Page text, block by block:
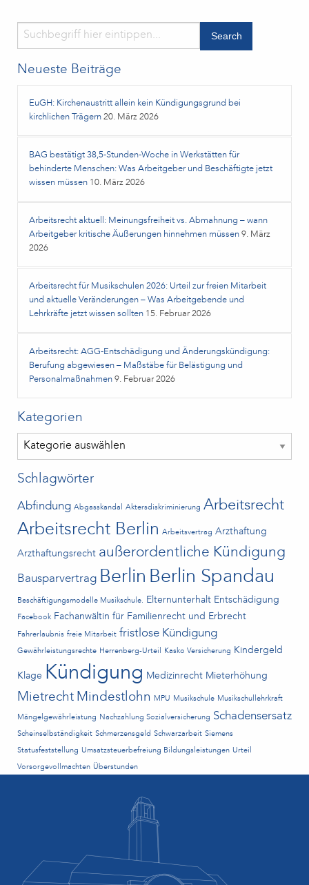
Neueste Beiträge
EuGH: Kirchenaustritt allein kein Kündigungsgrund bei
kirchlichen Trägern 20. März 2026
BAG bestätigt 38,5‑Stunden‑Woche in Werkstätten für
behinderte Menschen: Was Arbeitgeber und Beschäftigte jetzt
wissen müssen 10. März 2026
Arbeitsrecht aktuell: Meinungsfreiheit vs. Abmahnung – wann
Arbeitgeber kritische Äußerungen hinnehmen müssen 9. März
2026
Arbeitsrecht für Musikschulen 2026: Urteil zur freien Mitarbeit
und aktuelle Veränderungen – Was Arbeitgebende und
Lehrkräfte jetzt wissen sollten 15. Februar 2026
Arbeitsrecht: AGG-Entschädigung und Änderungskündigung:
Berufung abgewiesen – Maßstäbe für Belästigung und
Personalmaßnahmen 9. Februar 2026
Kategorien
Kategorien
Schlagwörter
Abfindung Abgasskandal Aktersdiskriminierung Arbeitsrecht
Arbeitsrecht Berlin Arbeitsvertrag Arzthaftung
Arzthaftungsrecht außerordentliche Kündigung
Bausparvertrag Berlin Berlin Spandau
Beschäftigungsmodelle Musikschule. Elternunterhalt Entschädigung
Facebook Fachanwältin für Familienrecht und Erbrecht
Fahrerlaubnis freie Mitarbeit fristlose Kündigung
Gewährleistungsrechte Herrenberg-Urteil Kasko Versicherung Kindergeld
Klage Kündigung Medizinrecht Mieterhöhung
Mietrecht Mindestlohn MPU Musikschule Musikschullehrkraft
Mängelgewährleistung Nachzahlung Sozialversicherung Schadensersatz
Scheinselbständigkeit Schmerzensgeld Schwarzarbeit Siemens
Statusfeststellung Umsatzsteuerbefreiung Bildungsleistungen Urteil
Vorsorgevollmachten Überstunden